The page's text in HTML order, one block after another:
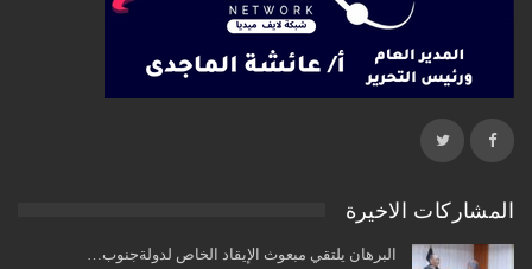
المشاركات الاخيرة
البرهان يلتقي مبعوث الإيقاد الخاص لدولةجنوب…